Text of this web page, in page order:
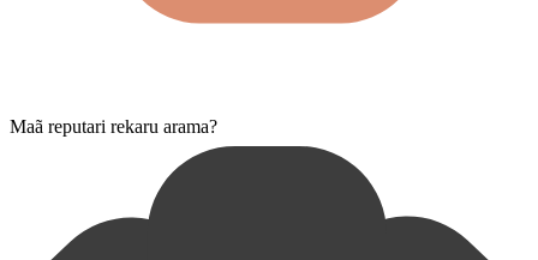
Maã reputari rekaru arama?